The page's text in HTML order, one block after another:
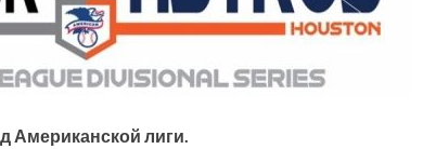
Американской лиги.